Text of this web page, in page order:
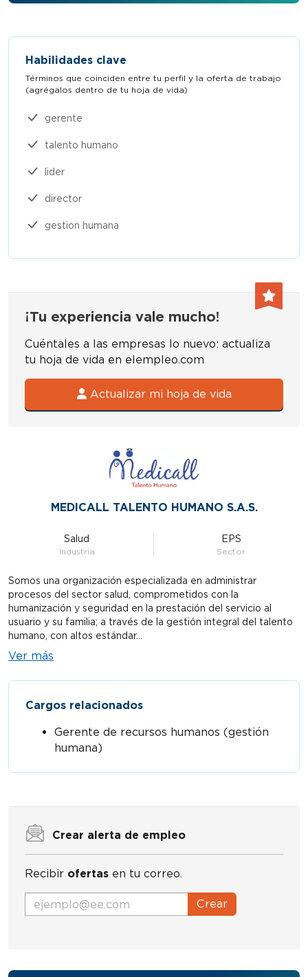
MEDICALL TALENTO HUMANO S.A.S.
Salud
Industria
EPS
Sector
Somos una organización especializada en administrar
procesos del sector salud, comprometidos con la
humanización y seguridad en la prestación del servicio al
usuario y su familia; a través de la gestión integral del talento
humano, con altos estándar...
Ver más
Cargos relacionados
Gerente de recursos humanos (gestión
humana)
Crear alerta de empleo
Recibir ofertas en tu correo.
Crear
Habilidades clave
Términos que coinciden entre tu perfil y la oferta de trabajo
(agrégalos dentro de tu hoja de vida)​
gerente
talento humano
lider
director
gestion humana
¡Tu experiencia vale mucho!
Cuéntales a las empresas lo nuevo: actualiza
tu hoja de vida en elempleo.com
Actualizar mi hoja de vida